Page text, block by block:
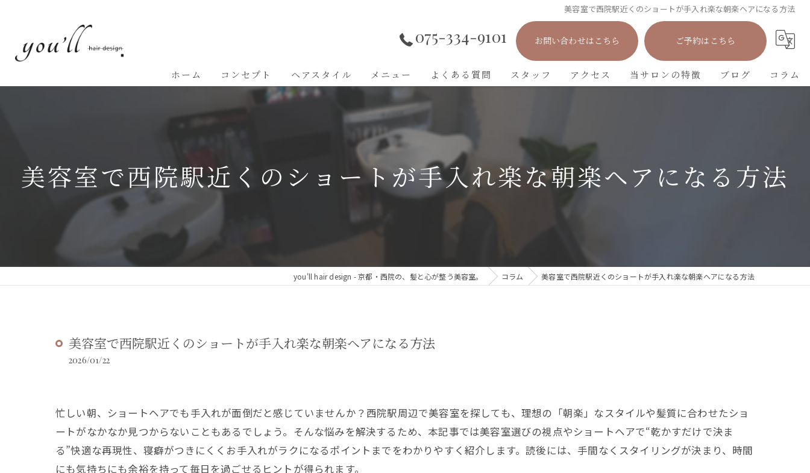
美容室で西院駅近くのショートが手入れ楽な朝楽ヘアになる方法
075-334-9101 お問い合わせはこちら ご予約はこちら
ホーム コンセプト ヘアスタイル メニュー よくある質問 スタッフ アクセス 当サロンの特徴
パーマ
ブログ コラム
美容室で西院駅近くのショートが手入れ楽な朝楽ヘアになる方法
you'll hair design - 京都・西院の、髪と心が整う美容室。 コラム 美容室で西院駅近くのショートが手入れ楽な朝楽ヘアになる方法
美容室で西院駅近くのショートが手入れ楽な朝楽ヘアになる方法
2026/01/22
忙しい朝、ショートヘアでも手入れが面倒だと感じていませんか？西院駅周辺で美容室を探しても、理想の「朝楽」なスタイルや髪質に合わせたショ
ートがなかなか見つからないこともあるでしょう。そんな悩みを解決するため、本記事では美容室選びの視点やショートヘアで“乾かすだけで決ま
る”快適な再現性、寝癖がつきにくくお手入れがラクになるポイントまでをわかりやすく紹介します。読後には、手間なくスタイリングが決まり、時間
にも気持ちにも余裕を持って毎日を過ごせるヒントが得られます。